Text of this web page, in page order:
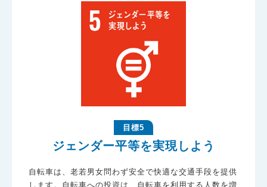
目標5
ジェンダー平等を実現しよう
自転車は、老若男女問わず安全で快適な交通手段を提供
します。自転車への投資は、自転車を利用する人数を増